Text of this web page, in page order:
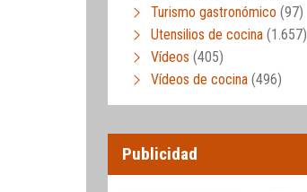
Turismo gastronómico (97)
Utensilios de cocina (1.657)
Vídeos (405)
Vídeos de cocina (496)
Publicidad